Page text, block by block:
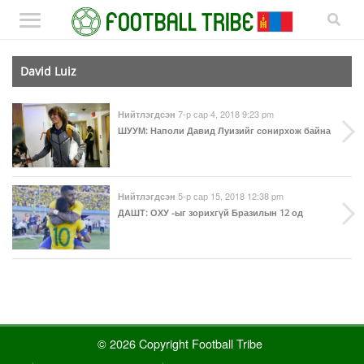
David Luiz
Нийтлэгдсэн 7-р сар 4, 2018 9:23 pm
ШУУМ: Наполи Давид Луизийг сонирхож байна
Нийтлэгдсэн 5-р сар 15, 2018 12:38 pm
ДАШТ: ОХУ -ыг зорихгүй Бразилын 12 од
© 2026 Copyright Football Tribe